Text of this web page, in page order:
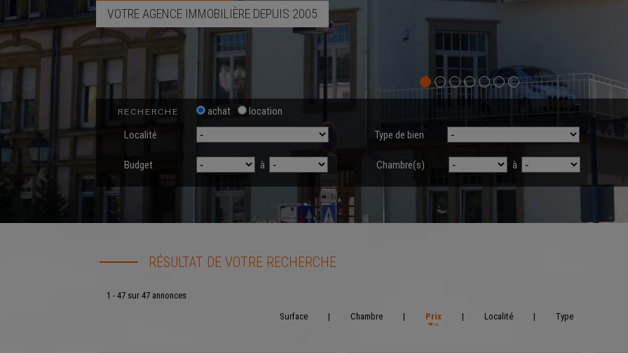
VOTRE AGENCE IMMOBILIÈRE DEPUIS 2005
RECHERCHE achat
location
Localité
Type de bien
Budget à Chambre(s) à
RÉSULTAT DE VOTRE RECHERCHE
1 - 47 sur 47 annonces
Surface
| Chambre | Prix | Localité | Type